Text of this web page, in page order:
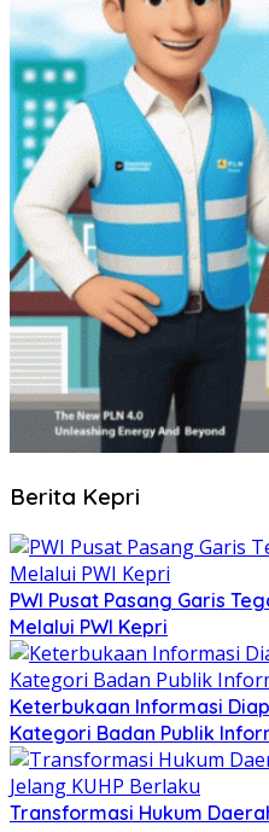
Berita Kepri
PWI Pusat Pasang Garis
Melalui PWI Kepri
Keterbukaan Informasi
Kategori Badan Publik
Transformasi Hukum